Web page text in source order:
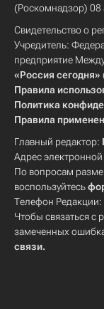
(Роскомнадзор) 08
Свидетельство о
Учредитель:
предприятие
«Россия сегодня»
Правила
Политика
Правила
Главный редактор:
Адрес
По вопросам
воспользуйтесь
Телефон Редакции:
Чтобы связаться с
замеченных
связи.